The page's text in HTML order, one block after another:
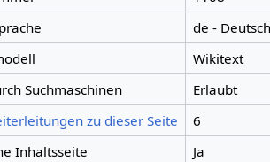
de - Deutsch
Wikitext
Suchmaschinen
Erlaubt
zu dieser Seite
6
Inhaltsseite
Ja